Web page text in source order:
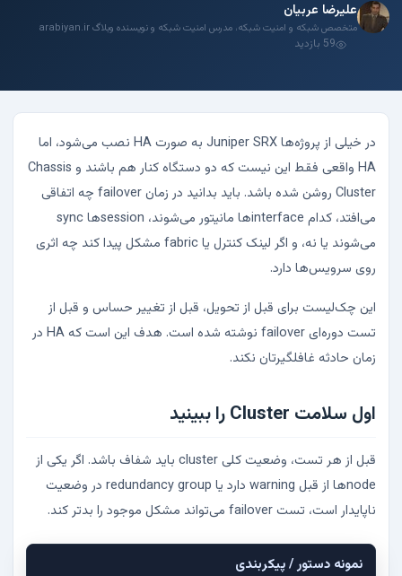
علیرضا عربیان
متخصص شبکه و امنیت شبکه، مدرس امنیت شبکه و نویسنده وبلاگ arabiyan.ir
59 بازدید
در خیلی از پروژه‌ها Juniper SRX به صورت HA نصب می‌شود، اما
HA واقعی فقط این نیست که دو دستگاه کنار هم باشند و Chassis
Cluster روشن شده باشد. باید بدانید در زمان failover چه اتفاقی
می‌افتد، کدام interfaceها مانیتور می‌شوند، sessionها sync
می‌شوند یا نه، و اگر لینک کنترل یا fabric مشکل پیدا کند چه اثری
روی سرویس‌ها دارد.
این چک‌لیست برای قبل از تحویل، قبل از تغییر حساس و قبل از
تست دوره‌ای failover نوشته شده است. هدف این است که HA در
زمان حادثه غافلگیرتان نکند.
اول سلامت Cluster را ببینید
قبل از هر تست، وضعیت کلی cluster باید شفاف باشد. اگر یکی از
nodeها از قبل warning دارد یا redundancy group در وضعیت
ناپایدار است، تست failover می‌تواند مشکل موجود را بدتر کند.
نمونه دستور / پیکربندی